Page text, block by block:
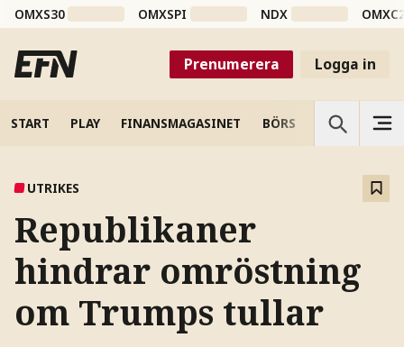
OMXS30 OMXSPI NDX
Prenumerera Logga in
START PLAY FINANSMAGASINET BÖRS VETENSKAP
UTRIKES
Republikaner
hindrar omröstning
om Trumps tullar